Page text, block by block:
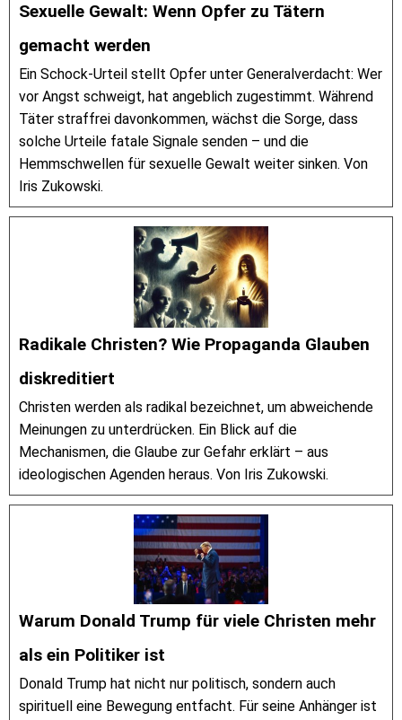
Sexuelle Gewalt: Wenn Opfer zu Tätern
gemacht werden
Ein Schock-Urteil stellt Opfer unter Generalverdacht: Wer
vor Angst schweigt, hat angeblich zugestimmt. Während
Täter straffrei davonkommen, wächst die Sorge, dass
solche Urteile fatale Signale senden – und die
Hemmschwellen für sexuelle Gewalt weiter sinken. Von
Iris Zukowski.
Radikale Christen? Wie Propaganda Glauben
diskreditiert
Christen werden als radikal bezeichnet, um abweichende
Meinungen zu unterdrücken. Ein Blick auf die
Mechanismen, die Glaube zur Gefahr erklärt – aus
ideologischen Agenden heraus. Von Iris Zukowski.
Warum Donald Trump für viele Christen mehr
als ein Politiker ist
Donald Trump hat nicht nur politisch, sondern auch
spirituell eine Bewegung entfacht. Für seine Anhänger ist